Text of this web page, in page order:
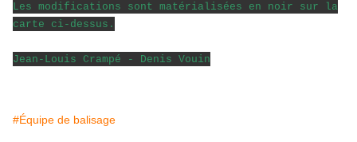
Les modifications sont matérialisées en noir sur la
carte ci-dessus.
Jean-Louis Crampé - Denis Vouin
#Équipe de balisage